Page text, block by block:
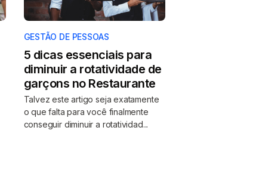
GESTÃO DE PESSOAS
5 dicas essenciais para
diminuir a rotatividade de
garçons no Restaurante
Talvez este artigo seja exatamente
o que falta para você finalmente
conseguir diminuir a rotatividad...